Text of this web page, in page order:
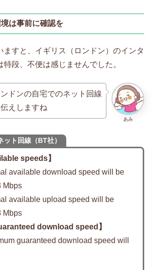
は事前に確認を
ますと、イギリス（ロンドン）のインタ
特段、不便は感じませんでした。
あみ
ドンの自宅でのネット回線
えしますね
ット回線（BT社）
speeds】
available download speed will be
Mbps
available upload speed will be
Mbps
download speed】
guaranteed download speed will